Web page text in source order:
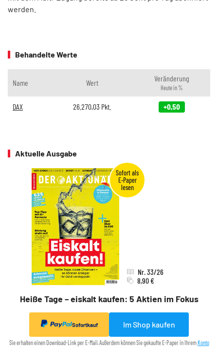
werden.
Behandelte Werte
Name Wert Veränderung
Heute in %
DAX 26.270,03 Pkt. +0,50
Aktuelle Ausgabe
Heiße Tage – eiskalt kaufen: 5 Aktien im Fokus
Nr. 33/26
8,90 €
Sofortkauf Im Shop kaufen
Sie erhalten einen Download-Link per E-Mail. Außerdem können Sie gekaufte E-Paper in Ihrem Konto